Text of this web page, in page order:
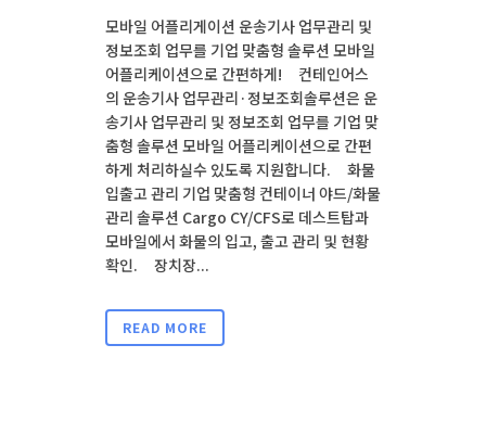
모바일 어플리게이션 운송기사 업무관리 및
정보조회 업무를 기업 맞춤형 솔루션 모바일
어플리케이션으로 간편하게! 컨테인어스
의 운송기사 업무관리·정보조회솔루션은 운
송기사 업무관리 및 정보조회 업무를 기업 맞
춤형 솔루션 모바일 어플리케이션으로 간편
하게 처리하실수 있도록 지원합니다. 화물
입출고 관리 기업 맞춤형 컨테이너 야드/화물
관리 솔루션 Cargo CY/CFS로 데스트탑과
모바일에서 화물의 입고, 출고 관리 및 현황
확인. 장치장...
READ MORE